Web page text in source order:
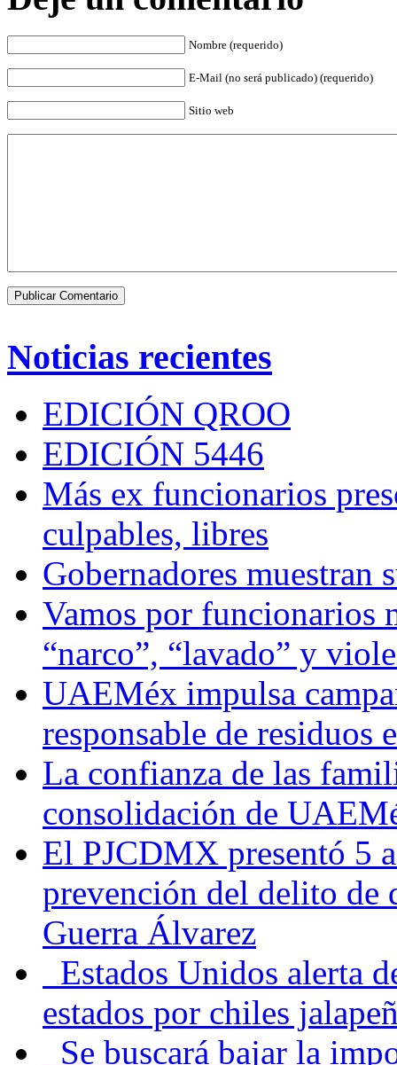
Nombre (requerido)
E-Mail (no será publicado) (requerido)
Sitio web
Noticias recientes
EDICIÓN QROO
EDICIÓN 5446
Más ex funcionarios
culpables, libres
Gobernadores muestran
Vamos por funcionarios
“narco”, “lavado” y
UAEMéx impulsa
responsable de residuos
La confianza de las
consolidación de
El PJCDMX presentó 5
prevención del delito de
Guerra Álvarez
Estados Unidos alerta
estados por chiles
Se buscará bajar la